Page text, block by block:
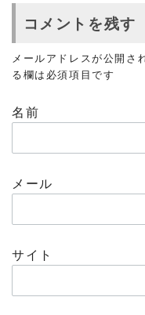
コメントを残す
メールアドレスが公開さ
る欄は必須項目です
名前
メール
サイト